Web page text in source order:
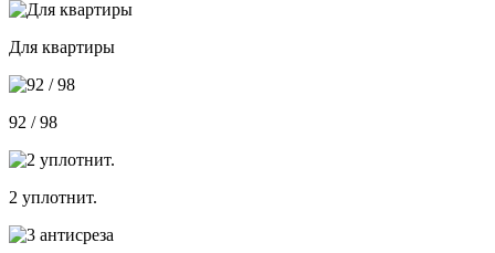
Для квартиры
92 / 98
2 уплотнит.